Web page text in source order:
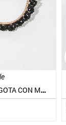
AROS EN FORMA DE GOTA CON MOSTACILLAS